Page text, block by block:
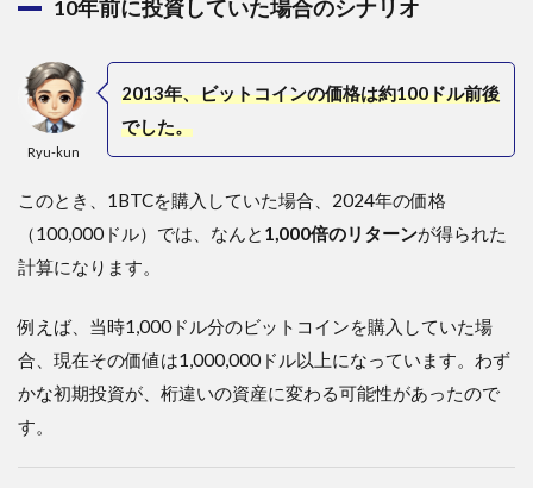
10年前に投資していた場合のシナリオ
Ryu-kun
2013年、ビットコインの価格は約100ドル前後
でした。
このとき、1BTCを購入していた場合、2024年の価格
（100,000ドル）では、なんと 1,000倍のリターンが得られた
計算になります。
例えば、当時1,000ドル分のビットコインを購入していた場
合、現在その価値は1,000,000ドル以上になっています。わず
かな初期投資が、桁違いの資産に変わる可能性があったので
す。